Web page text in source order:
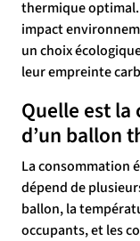
thermique
impact
un choix
leur empreinte
Quelle est
d’un ballon
La consommation
dépend de
ballon, la
occupants, et les